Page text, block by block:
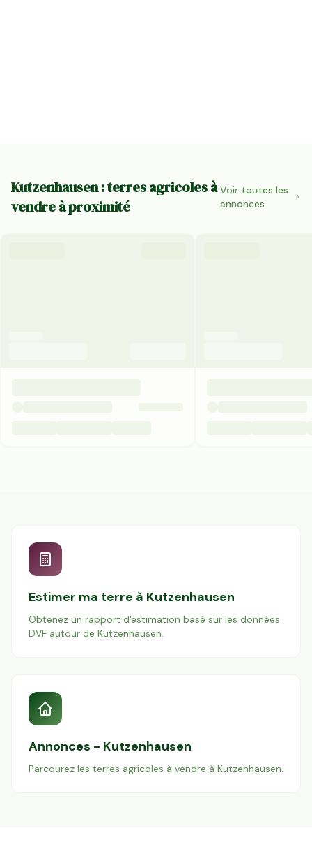
Kutzenhausen : terres agricoles à
vendre à proximité
Voir toutes les
annonces
Estimer ma terre à Kutzenhausen
Obtenez un rapport d'estimation basé sur les données
DVF autour de Kutzenhausen.
Annonces - Kutzenhausen
Parcourez les terres agricoles à vendre à Kutzenhausen.